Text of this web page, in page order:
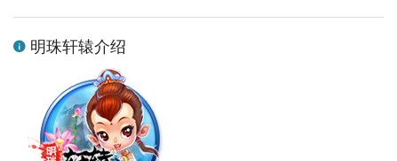
明珠轩辕介绍